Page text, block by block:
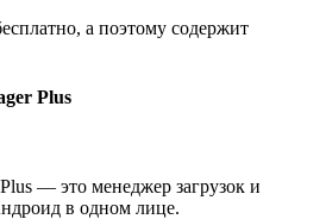
а поэтому содержит
Plus
— это менеджер загрузок и
в одном лице.